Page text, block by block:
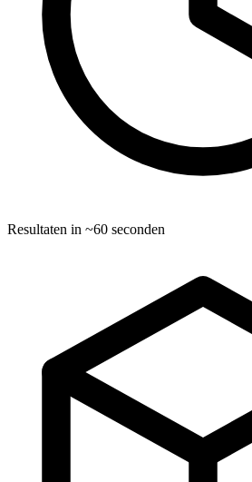
Resultaten in ~60 seconden